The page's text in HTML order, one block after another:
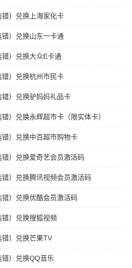
）兑换上海家化卡
）兑换山东一卡通
）兑换大众E卡通
）兑换杭州市民卡
）兑换驴妈妈礼品卡
）兑换永辉超市卡（限实体卡）
）兑换中百超市购物卡
）兑换爱奇艺会员激活码
）兑换腾讯视频会员激活码
）兑换优酷会员激活码
）兑换搜狐视频
）兑换芒果TV
）兑换QQ音乐